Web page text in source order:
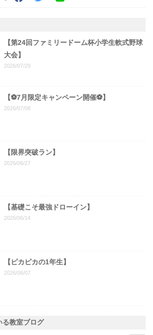
【第24回ファミリードーム杯小学生軟式野球
大会】
2026/07/29
【⚽7月限定キャンペーン開催⚽️】
2026/07/08
【限界突破ラン】
2026/06/27
【基礎こそ最強ドローイン】
2026/06/14
【ピカピカの1年生】
2026/06/07
る教室ブログ